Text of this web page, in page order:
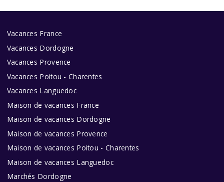
Vacances France
Vacances Dordogne
Vacances Provence
Vacances Poitou - Charentes
Vacances Languedoc
Maison de vacances France
Maison de vacances Dordogne
Maison de vacances Provence
Maison de vacances Poitou - Charentes
Maison de vacances Languedoc
Marchés Dordogne